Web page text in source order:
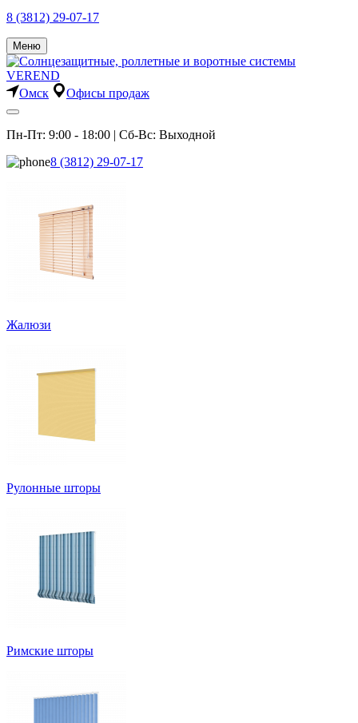
8 (3812) 29-07-17
Меню
Омск Офисы продаж
Пн-Пт: 9:00 - 18:00 | Сб-Вс: Выходной
8 (3812) 29-07-17
Жалюзи
Рулонные шторы
Римские шторы